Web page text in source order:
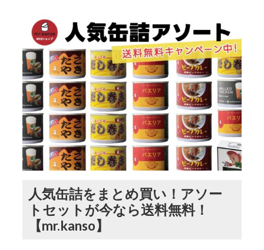
人気缶詰をまとめ買い！アソー
トセットが今なら送料無料！
【mr.kanso】